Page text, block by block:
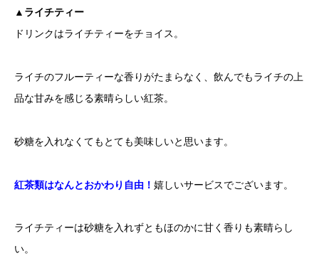
▲ライチティー
ドリンクはライチティーをチョイス。
ライチのフルーティーな香りがたまらなく、飲んでもライチの上
品な甘みを感じる素晴らしい紅茶。
砂糖を入れなくてもとても美味しいと思います。
紅茶類はなんとおかわり自由！ 嬉しいサービスでございます。
ライチティーは砂糖を入れずともほのかに甘く香りも素晴らし
い。